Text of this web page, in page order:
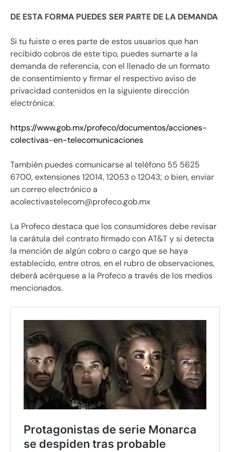
DE ESTA FORMA PUEDES SER PARTE DE LA DEMANDA
Si tu fuiste o eres parte de estos usuarios que han
recibido cobros de este tipo, puedes sumarte a la
demanda de referencia, con el llenado de un formato
de consentimiento y firmar el respectivo aviso de
privacidad contenidos en la siguiente dirección
electrónica:
https://www.gob.mx/profeco/documentos/acciones-
colectivas-en-telecomunicaciones
También puedes comunicarse al teléfono 55 5625
6700, extensiones 12014, 12053 o 12043; o bien, enviar
un correo electrónico a
acolectivastelecom@profeco.gob.mx
La Profeco destaca que los consumidores debe revisar
la carátula del contrato firmado con AT&T y si detecta
la mención de algún cobro o cargo que se haya
establecido, entre otros, en el rubro de observaciones,
deberá acérquese a la Profeco a través de los medios
mencionados.